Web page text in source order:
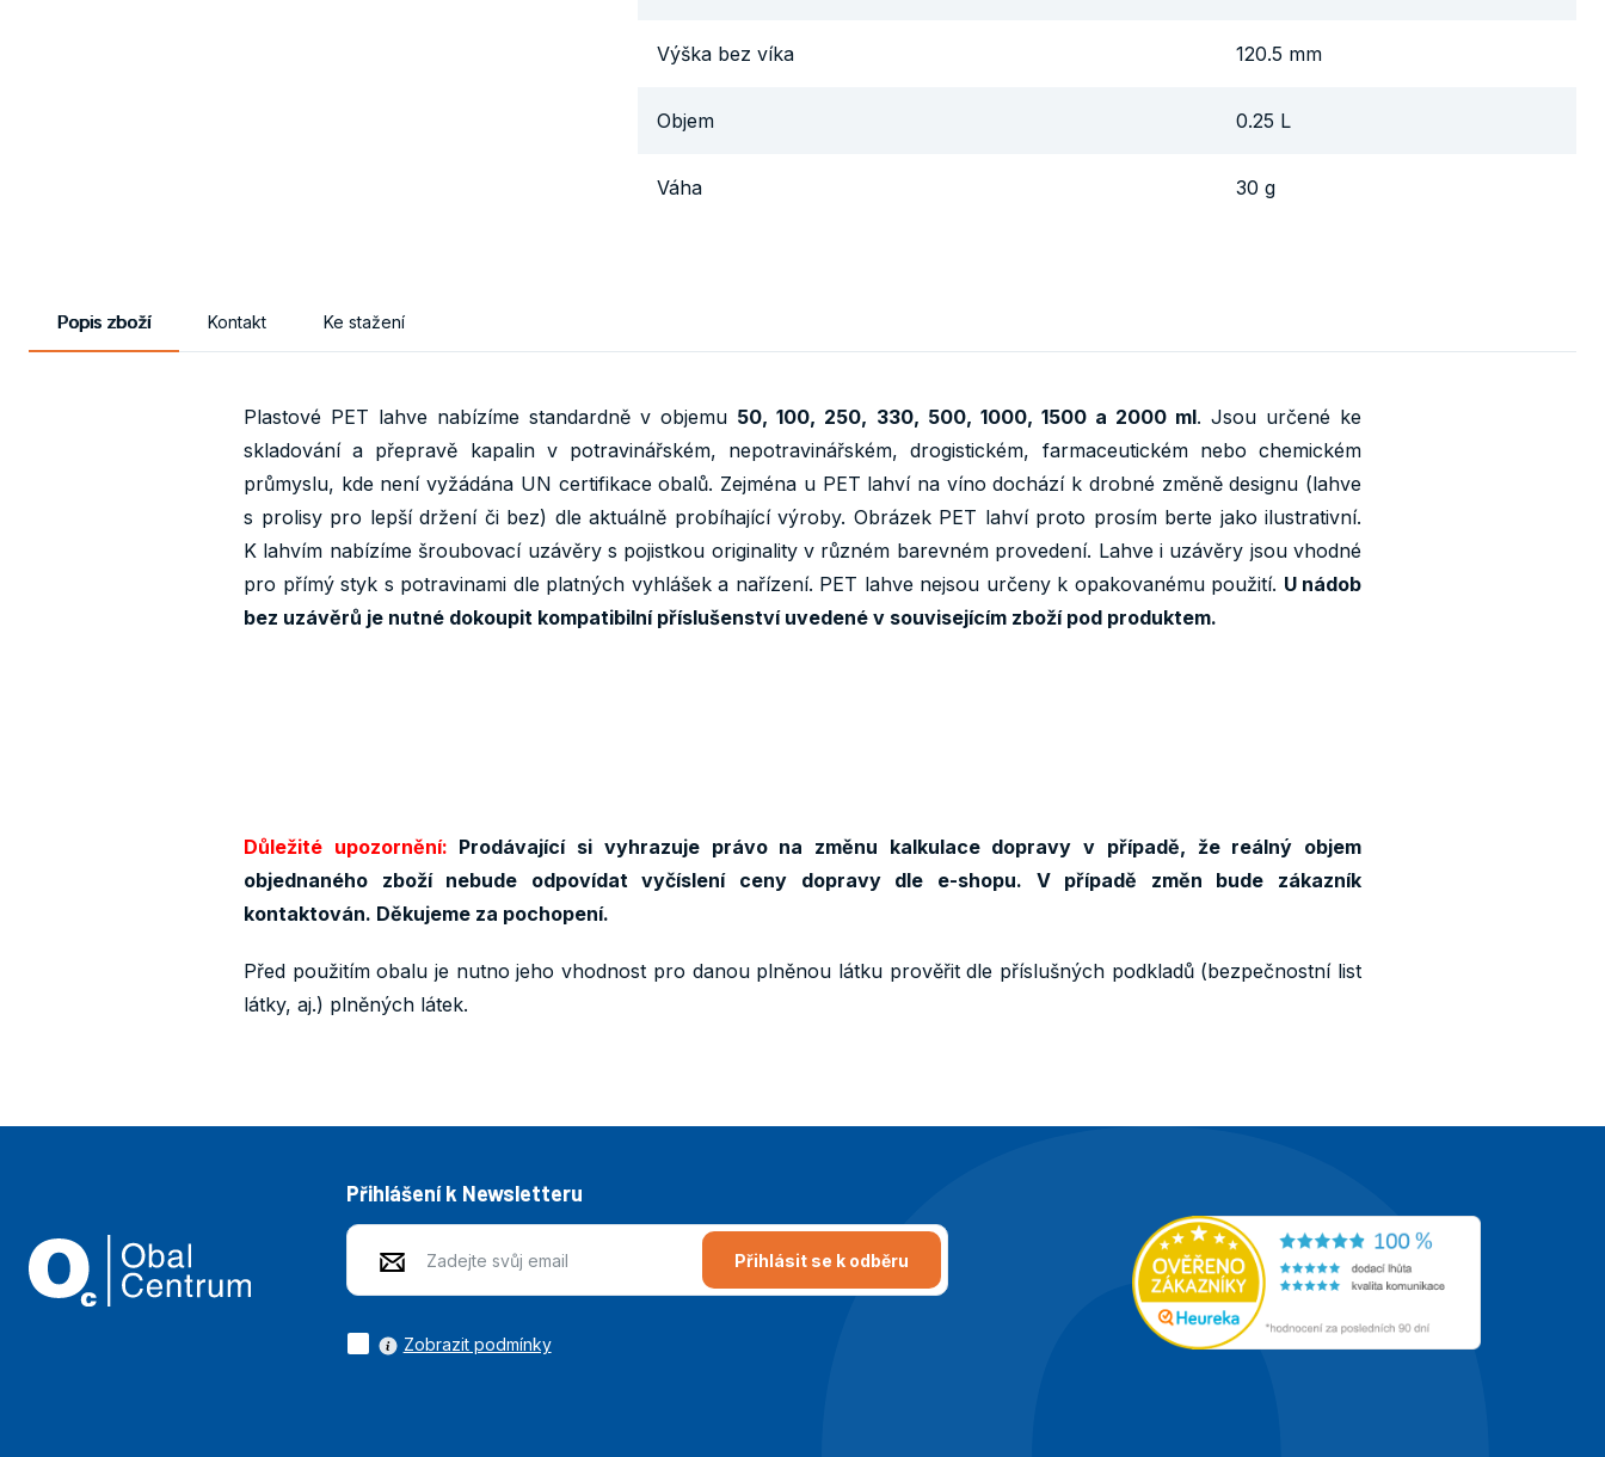
Výška bez víka 120.5 mm
Objem 0.25 L
Váha 30 g
Popis zboží Kontakt Ke stažení
Plastové PET lahve nabízíme standardně v objemu 50, 100, 250, 330, 500, 1000, 1500 a 2000 ml. Jsou určené ke
skladování a přepravě kapalin v potravinářském, nepotravinářském, drogistickém, farmaceutickém nebo chemickém
průmyslu, kde není vyžádána UN certifikace obalů. Zejména u PET lahví na víno dochází k drobné změně designu (lahve
s prolisy pro lepší držení či bez) dle aktuálně probíhající výroby. Obrázek PET lahví proto prosím berte jako ilustrativní.
K lahvím nabízíme šroubovací uzávěry s pojistkou originality v různém barevném provedení. Lahve i uzávěry jsou vhodné
pro přímý styk s potravinami dle platných vyhlášek a nařízení. PET lahve nejsou určeny k opakovanému použití. U nádob
bez uzávěrů je nutné dokoupit kompatibilní příslušenství uvedené v souvisejícím zboží pod produktem.
Důležité upozornění: Prodávající si vyhrazuje právo na změnu kalkulace dopravy v případě, že reálný objem
objednaného zboží nebude odpovídat vyčíslení ceny dopravy dle e-shopu. V případě změn bude zákazník
kontaktován. Děkujeme za pochopení.
Před použitím obalu je nutno jeho vhodnost pro danou plněnou látku prověřit dle příslušných podkladů (bezpečnostní list
látky, aj.) plněných látek.
Přihlášení k Newsletteru
Přihlásit se k odběru
Zobrazit podmínky